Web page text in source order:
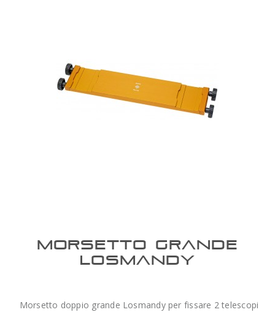
MORSETTO GRANDE
LOSMANDY
Morsetto doppio grande Losmandy per fissare 2 telescopi